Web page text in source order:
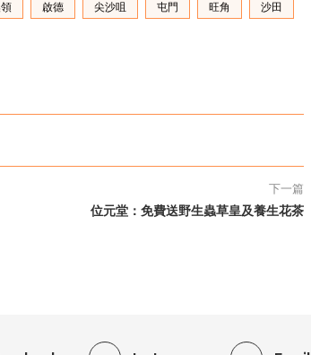
啟德 尖沙咀 屯門 旺角 沙田
下一篇
位元堂：免費送野生蟲草皇及養生花茶